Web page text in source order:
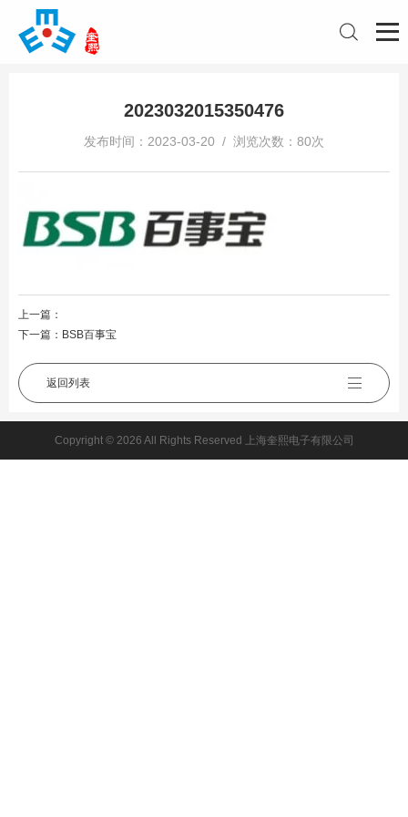
2023032015350476
发布时间：2023-03-20 / 浏览次数：80次
上一篇：
下一篇： BSB百事宝
返回列表
Copyright © 2026 All Rights Reserved 上海奎熙电子有限公司